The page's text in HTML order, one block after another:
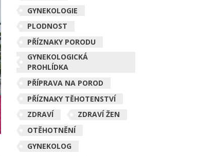
GYNEKOLOGIE
PLODNOST
PŘÍZNAKY PORODU
GYNEKOLOGICKÁ
PROHLÍDKA
PŘÍPRAVA NA POROD
PŘÍZNAKY TĚHOTENSTVÍ
ZDRAVÍ
ZDRAVÍ ŽEN
OTĚHOTNĚNÍ
GYNEKOLOG